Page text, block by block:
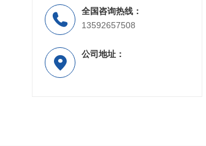
全国咨询热线：
13592657508
公司地址：